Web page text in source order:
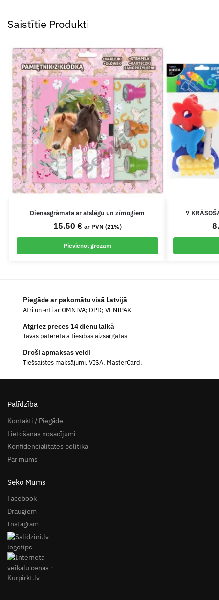
Saistītie Produkti
Dienasgrāmata ar atslēgu un zīmogiem
15.50 € ar PVN (21%)
Pievienot grozam
7
Piegāde ar pakomātu visā Latvijā
Ātri un ērti ar OMNIVA; DPD; VENIPAK
Atgriez preces 14 dienu laikā
Tavas patērētāja tiesības aizsargātas
Droši apmaksas veidi
Tiešsaistes maksājumi, VISA, MasterCard.
Palīdzība
Kontakti / Piegāde
Lietošanas nosacījumi
Konfidencialitātes politika
Par mums
Seko Mums
Facebook
Draugiem
Instagram